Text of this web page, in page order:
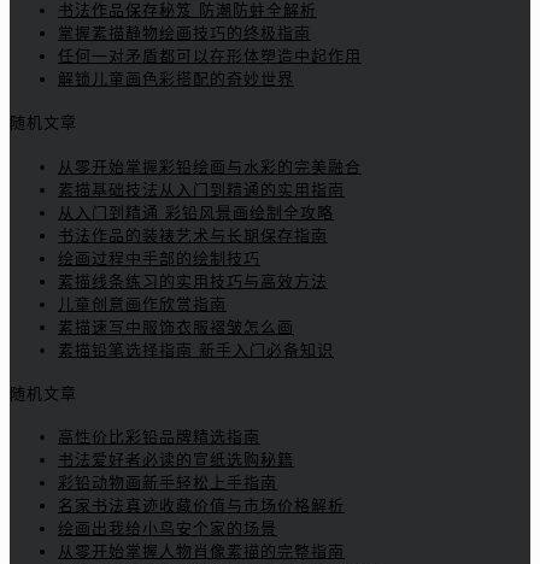
书法作品保存秘笈 防潮防蛀全解析
掌握素描静物绘画技巧的终极指南
任何一对矛盾都可以在形体塑造中起作用
解锁儿童画色彩搭配的奇妙世界
随机文章
从零开始掌握彩铅绘画与水彩的完美融合
素描基础技法从入门到精通的实用指南
从入门到精通 彩铅风景画绘制全攻略
书法作品的装裱艺术与长期保存指南
绘画过程中手部的绘制技巧
素描线条练习的实用技巧与高效方法
儿童创意画作欣赏指南
素描速写中服饰衣服褶皱怎么画
素描铅笔选择指南 新手入门必备知识
随机文章
高性价比彩铅品牌精选指南
书法爱好者必读的宣纸选购秘籍
彩铅动物画新手轻松上手指南
名家书法真迹收藏价值与市场价格解析
绘画出我给小鸟安个家的场景
从零开始掌握人物肖像素描的完整指南